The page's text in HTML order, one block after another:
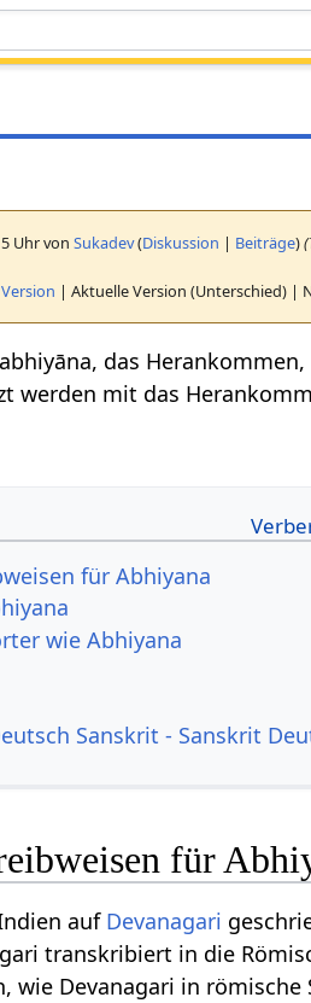
Uhr vonSukadev(Diskussion | Beiträge)
| Aktuelle Version (Unterschied) |
abhiyāna, das
werden mit das
für Abhiyana
wie Abhiyana
Sanskrit - Sanskrit
für
auf Devanagari
transkribiert in die
wie Devanagari in